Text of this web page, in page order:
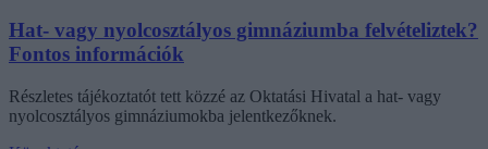
Hat- vagy nyolcosztályos gimnáziumba felvételiztek?
Fontos információk
Részletes tájékoztatót tett közzé az Oktatási Hivatal a hat- vagy
nyolcosztályos gimnáziumokba jelentkezőknek.